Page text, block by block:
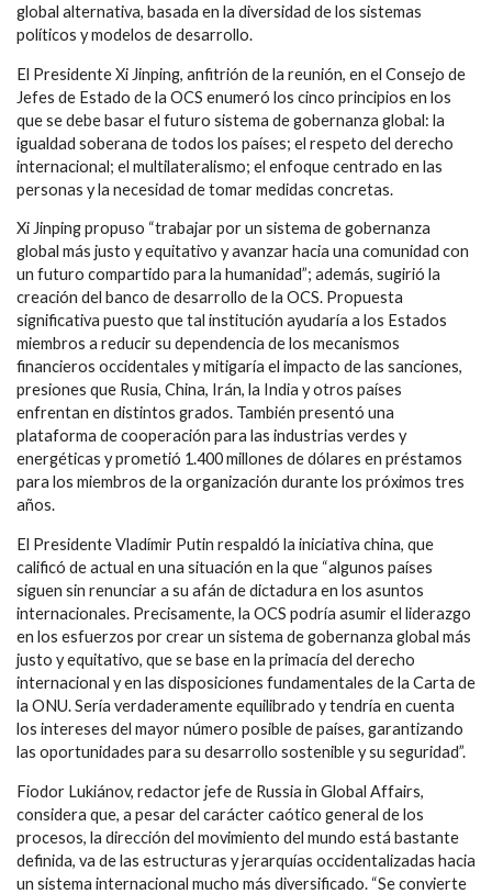
global alternativa, basada en la diversidad de los sistemas
políticos y modelos de desarrollo.
El Presidente Xi Jinping, anfitrión de la reunión, en el Consejo de
Jefes de Estado de la OCS enumeró los cinco principios en los
que se debe basar el futuro sistema de gobernanza global: la
igualdad soberana de todos los países; el respeto del derecho
internacional; el multilateralismo; el enfoque centrado en las
personas y la necesidad de tomar medidas concretas.
Xi Jinping propuso “trabajar por un sistema de gobernanza
global más justo y equitativo y avanzar hacia una comunidad con
un futuro compartido para la humanidad”; además, sugirió la
creación del banco de desarrollo de la OCS. Propuesta
significativa puesto que tal institución ayudaría a los Estados
miembros a reducir su dependencia de los mecanismos
financieros occidentales y mitigaría el impacto de las sanciones,
presiones que Rusia, China, Irán, la India y otros países
enfrentan en distintos grados. También presentó una
plataforma de cooperación para las industrias verdes y
energéticas y prometió 1.400 millones de dólares en préstamos
para los miembros de la organización durante los próximos tres
años.
El Presidente Vladímir Putin respaldó la iniciativa china, que
calificó de actual en una situación en la que “algunos países
siguen sin renunciar a su afán de dictadura en los asuntos
internacionales. Precisamente, la OCS podría asumir el liderazgo
en los esfuerzos por crear un sistema de gobernanza global más
justo y equitativo, que se base en la primacía del derecho
internacional y en las disposiciones fundamentales de la Carta de
la ONU. Sería verdaderamente equilibrado y tendría en cuenta
los intereses del mayor número posible de países, garantizando
las oportunidades para su desarrollo sostenible y su seguridad”.
Fiodor Lukiánov, redactor jefe de Russia in Global Affairs,
considera que, a pesar del carácter caótico general de los
procesos, la dirección del movimiento del mundo está bastante
definida, va de las estructuras y jerarquías occidentalizadas hacia
un sistema internacional mucho más diversificado. “Se convierte